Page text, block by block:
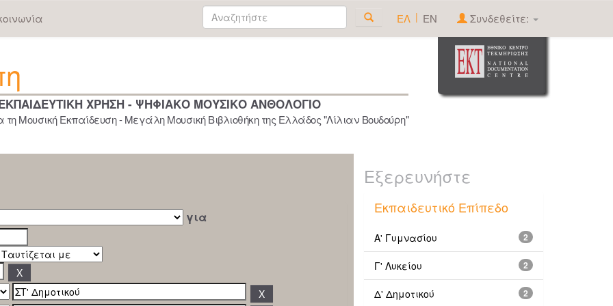
ΕΛ | EN Συνδεθείτε:
ΧΡΗΣΗ - ΨΗΦΙΑΚΟ ΜΟΥΣΙΚΟ ΑΝΘΟΛΟΓΙΟ
Μουσική Εκπαίδευση - Μεγάλη Μουσική Βιβλιοθήκη της Ελλάδος "Λίλιαν Βουδούρη"
για
Εξερευνήστε
Εκπαιδευτικό Επίπεδο
2
Α' Γυμνασίου
2
Γ' Λυκείου
2
Δ' Δημοτικού